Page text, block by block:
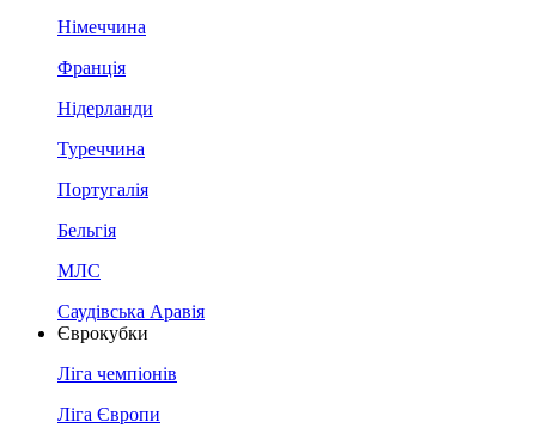
Німеччина
Франція
Нідерланди
Туреччина
Португалія
Бельгія
МЛС
Саудівська Аравія
Єврокубки
Ліга чемпіонів
Ліга Європи